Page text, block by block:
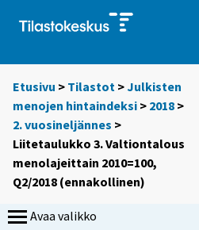
Etusivu > Tilastot >Julkisten
menojen hintaindeksi > 2018 >
2. vuosineljännes >
Liitetaulukko 3. Valtiontalous
menolajeittain 2010=100,
Q2/2018 (ennakollinen)
Avaa valikko